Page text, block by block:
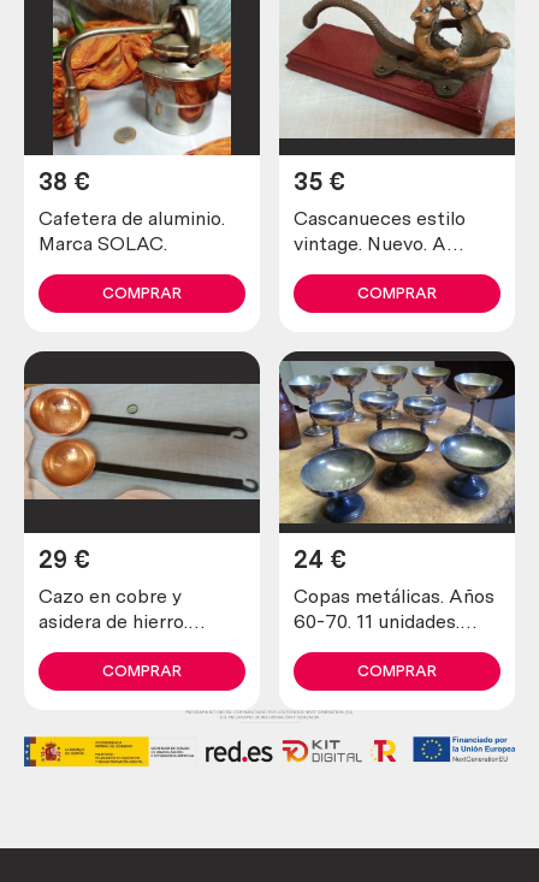
Cafetera de aluminio.
Marca SOLAC.
38 €
COMPRAR
Cascanueces estilo
vintage. Nuevo. A
nuts
35 €
COMPRAR
Cazo en cobre y
asidera de hierro.
estrenar.
29 €
COMPRAR
Copas metálicas. Años
60-70. 11 unidades.
24 €
COMPRAR